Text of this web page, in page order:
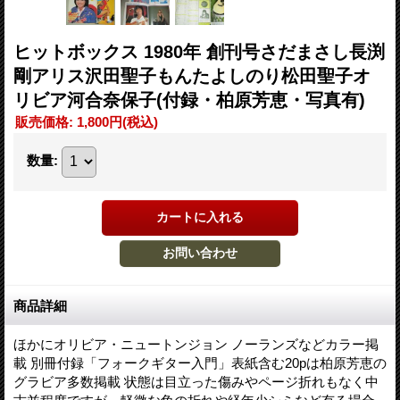
ヒットボックス 1980年 創刊号さだまさし長渕
剛アリス沢田聖子もんたよしのり松田聖子オ
リビア河合奈保子(付録・柏原芳恵・写真有)
販売価格: 1,800円(税込)
数量:
商品詳細
ほかにオリビア・ニュートンジョン ノーランズなどカラー掲
載 別冊付録「フォークギター入門」表紙含む20pは柏原芳恵の
グラビア多数掲載 状態は目立った傷みやページ折れもなく中